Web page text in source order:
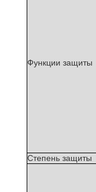
Функции защиты
Степень защиты